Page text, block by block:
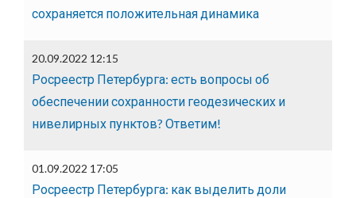
сохраняется положительная динамика
20.09.2022 12:15
Росреестр Петербурга: есть вопросы об
обеспечении сохранности геодезических и
нивелирных пунктов? Ответим!
01.09.2022 17:05
Росреестр Петербурга: как выделить доли